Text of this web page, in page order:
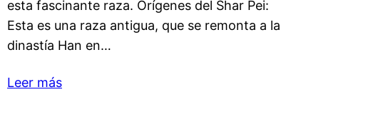
esta fascinante raza. Orígenes del Shar Pei:
Esta es una raza antigua, que se remonta a la
dinastía Han en…
Leer más